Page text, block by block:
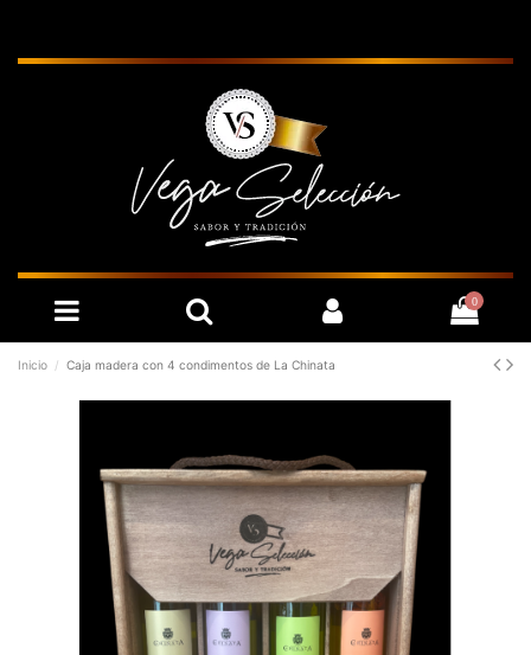
0
Inicio Caja madera con 4 condimentos de La Chinata